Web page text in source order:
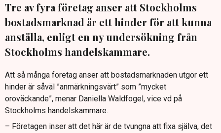
Tre av fyra företag anser att Stockholms
bostadsmarknad är ett hinder för att kunna
anställa, enligt en ny undersökning från
Stockholms handelskammare.
Att så många företag anser att bostadsmarknaden utgör ett
hinder är såväl ”anmärkningsvärt” som ”mycket
oroväckande”, menar Daniella Waldfogel, vice vd på
Stockholms handelskammare.
– Företagen inser att det här är de tvungna att fixa själva, det